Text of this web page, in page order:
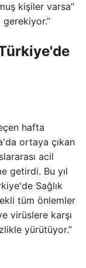
kişiler varsa”
hafta
ortaya çıkan
acil
getirdi. Bu yıl
Sağlık
tüm önlemler
virüslere karşı
yürütüyor.”